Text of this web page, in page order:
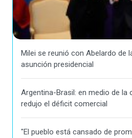
Milei se reunió con Abelardo de
asunción presidencial
Argentina-Brasil: en medio de la
redujo el déficit comercial
"El pueblo está cansado de